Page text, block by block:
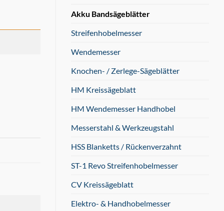
Akku Bandsägeblätter
Streifenhobelmesser
Wendemesser
Knochen- / Zerlege-Sägeblätter
HM Kreissägeblatt
HM Wendemesser Handhobel
Messerstahl & Werkzeugstahl
HSS Blanketts / Rückenverzahnt
ST-1 Revo Streifenhobelmesser
CV Kreissägeblatt
Elektro- & Handhobelmesser